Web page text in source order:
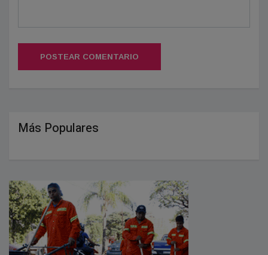
POSTEAR COMENTARIO
Más Populares